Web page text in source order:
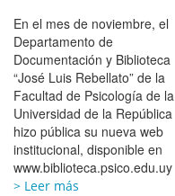
En el mes de noviembre, el
Departamento de
Documentación y Biblioteca
“José Luis Rebellato” de la
Facultad de Psicología de la
Universidad de la República
hizo pública su nueva web
institucional, disponible en
www.biblioteca.psico.edu.uy
> Leer más